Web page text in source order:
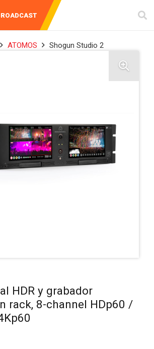
Y
INSTRUMENTOS
DE MEDICIÓN
ATOMOS Shogun Studio 2
HDR y grabador
rack, 8-channel HDp60 /